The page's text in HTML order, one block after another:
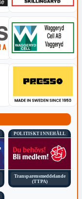
POLITISKT INNEHÅLL
Transparensmeddelande
(TTPA)